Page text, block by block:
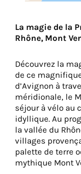
La magie de la
Rhône, Mont
Découvrez la
de ce
d’Avignon à
méridionale, le
séjour à vélo au
idyllique. Au
la vallée du
villages
palette de terre
mythique Mont